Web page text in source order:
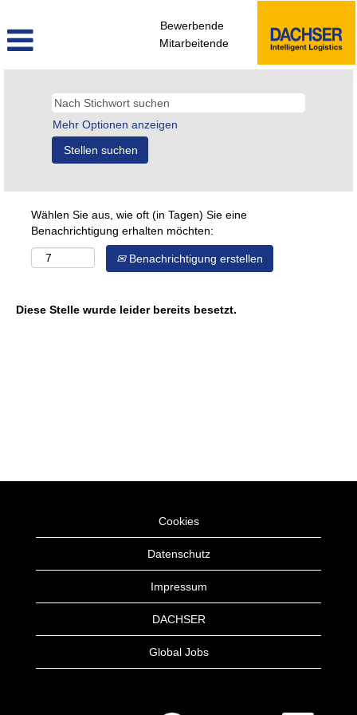
Bewerbende
Mitarbeitende
Mehr Optionen anzeigen
Wählen Sie aus, wie oft (in Tagen) Sie eine
Benachrichtigung erhalten möchten:
Benachrichtigung erstellen
Diese Stelle wurde leider bereits besetzt.
Cookies
Datenschutz
Impressum
DACHSER
Global Jobs